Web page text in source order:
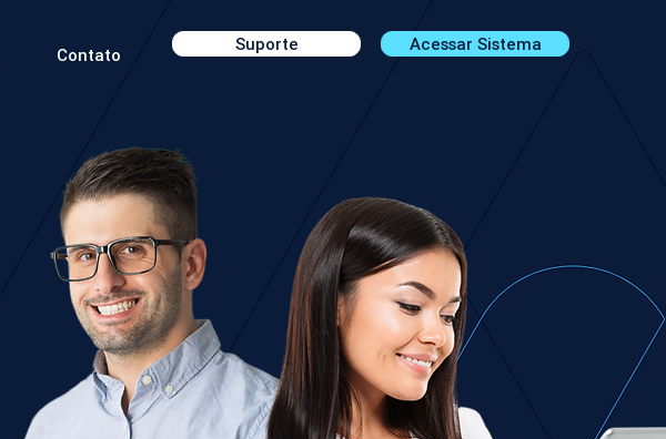
Contato
Suporte Acessar Sistema